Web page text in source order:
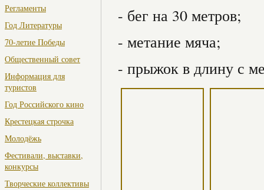
Регламенты
Год Литературы
70-летие Победы
Общественный совет
Информация для
туристов
Год Российского кино
Крестецкая строчка
Молодёжь
Фестивали, выставки,
конкурсы
Творческие коллективы
- бег на 30 метров;
- метание мяча;
- прыжок в длину с